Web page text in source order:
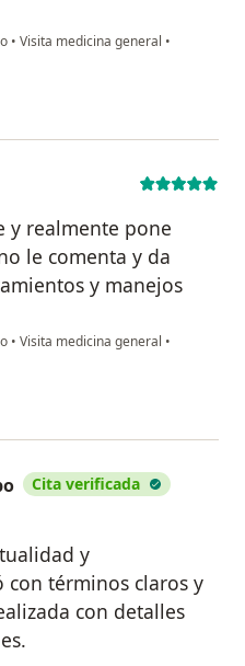
• Visita medicina general •
y realmente pone
le comenta y da
y manejos
• Visita medicina general •
Cita verificada
y
términos claros y
con detalles